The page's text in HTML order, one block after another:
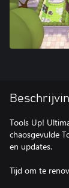
Tools Up!
chaosgevulde
en updates.
Tijd om te